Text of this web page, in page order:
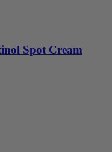
Spot Cream